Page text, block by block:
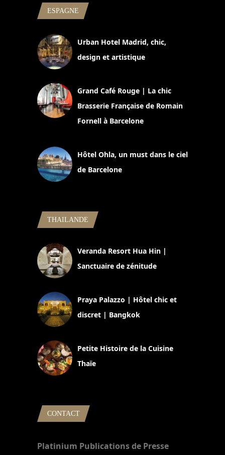
ESPAGNE
Urban Hotel Madrid, chic,
design et artistique
Grand Café Rouge | La chic
Brasserie Française de Romain
Fornell à Barcelone
Hôtel Ohla, un must dans le ciel
de Barcelone
THAILANDE
Veranda Resort Hua Hin |
Sanctuaire de zénitude
Praya Palazzo | Hôtel chic et
discret | Bangkok
Petite Histoire de la Cuisine
Thaïe
CONTACT
Platinium Publications de Presse